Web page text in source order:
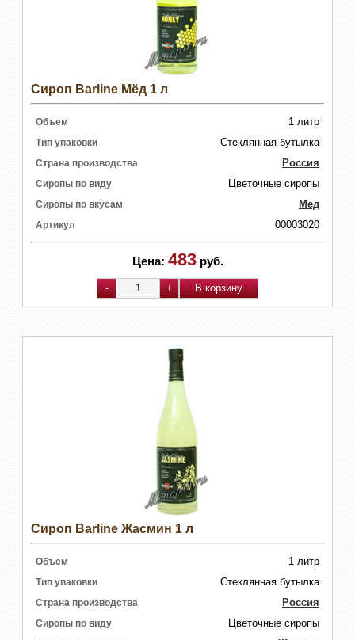
Сироп Barline Мёд 1 л
Объем 1 литр
Тип упаковки Стеклянная бутылка
Страна производства Россия
Сиропы по виду Цветочные сиропы
Сиропы по вкусам Мед
Артикул 00003020
Цена: 483 руб.
Сироп Barline Жасмин 1 л
Объем 1 литр
Тип упаковки Стеклянная бутылка
Страна производства Россия
Сиропы по виду Цветочные сиропы